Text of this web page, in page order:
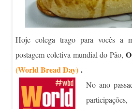
Hoje colega trago para vocês a
postagem coletiva mundial do Pão,O
(World Bread Day).
No ano